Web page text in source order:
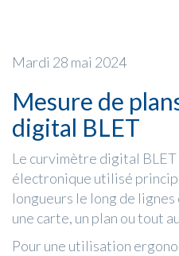
Mardi 28 mai 2024
Mesure de
digital BLET
Le curvimètre digital
électronique utilisé
longueurs le long de
une carte, un plan ou tout
Pour une utilisation